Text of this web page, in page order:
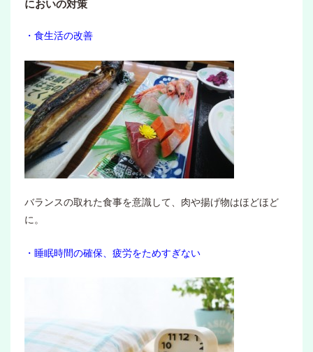
においの対策
・食生活の改善
バランスの取れた食事を意識して、肉や揚げ物はほどほど
に。
・睡眠時間の確保、疲労をためすぎない